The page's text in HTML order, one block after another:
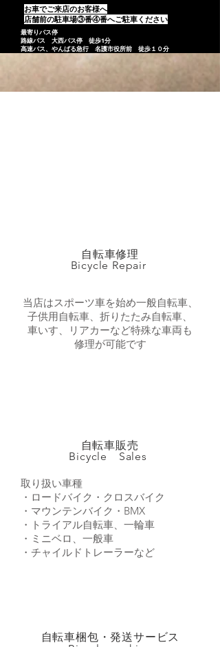
​お車でご来店のお客様へ
店舗前の駐車場③番④番へご駐車ください
​最寄りバス停
路線バス 大西バス停 徒歩1分
高速バス、やんばる急行 名護市役所前 徒歩１０分
自転車修理
Bicycle Repair
当店はスポーツ車を始め一般自転車、
子供用自転車、折りたたみ自転車、
車いす、リアカーなど特殊な車両も
修理が可能です
自転車販売
​Bicycle Sales
取り扱い車種
・ロードバイク・クロスバイク
・マウンテンバイク・BMX
​・トライアル自転車、一輪車
・ミニベロ、一般車
・チャイルドトレーラーなど
自転車梱包・発送サービス